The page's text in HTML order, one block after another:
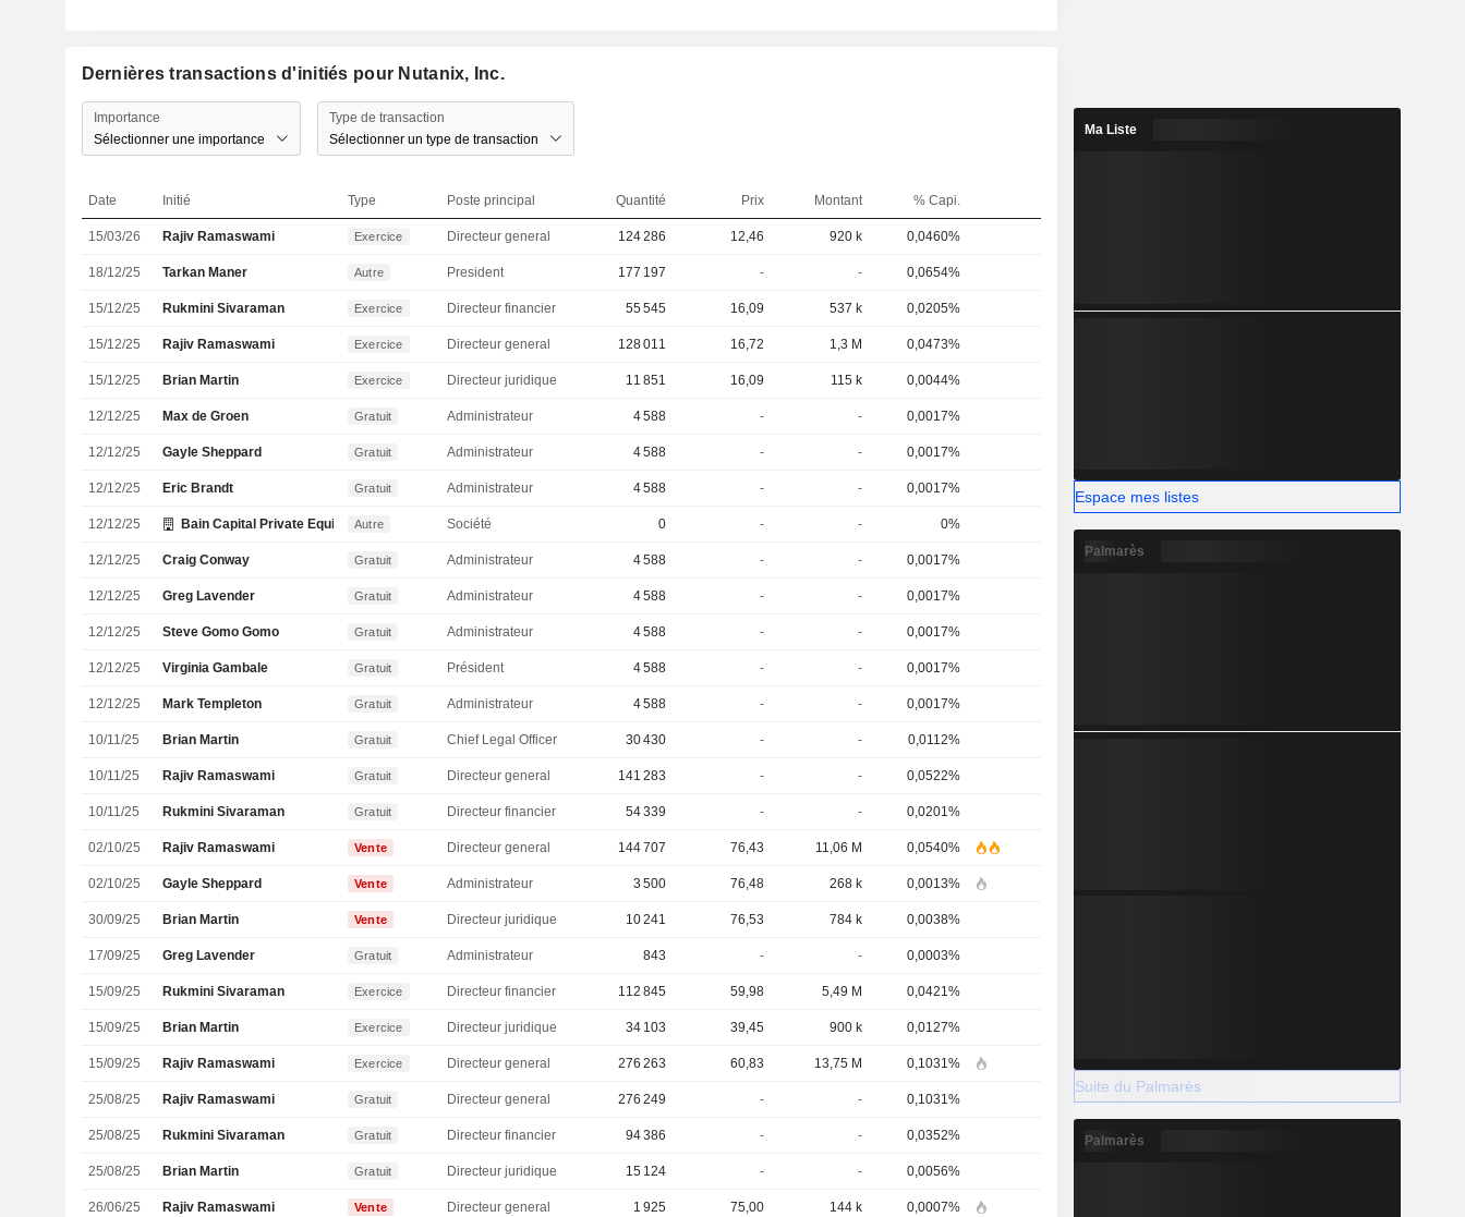
Dernières transactions d'initiés pour Nutanix, Inc.
Importance
Sélectionner une importance
Type de transaction
Sélectionner un type de transaction
Date Initié Type Poste principal Quantité Prix Montant % Capi.
15/03/26 Rajiv Ramaswami Exercice Directeur general 124 286 12,46 920 k 0,0460%
18/12/25 Tarkan Maner Autre President 177 197 - - 0,0654%
15/12/25 Rukmini Sivaraman Exercice Directeur financier 55 545 16,09 537 k 0,0205%
15/12/25 Rajiv Ramaswami Exercice Directeur general 128 011 16,72 1,3 M 0,0473%
15/12/25 Brian Martin Exercice Directeur juridique 11 851 16,09 115 k 0,0044%
12/12/25 Max de Groen Gratuit Administrateur 4 588 - - 0,0017%
12/12/25 Gayle Sheppard Gratuit Administrateur 4 588 - - 0,0017%
12/12/25 Eric Brandt Gratuit Administrateur 4 588 - - 0,0017%
12/12/25 Bain Capital Private Equity LPAutre Société 0 - - 0%
12/12/25 Craig Conway Gratuit Administrateur 4 588 - - 0,0017%
12/12/25 Greg Lavender Gratuit Administrateur 4 588 - - 0,0017%
12/12/25 Steve Gomo Gomo Gratuit Administrateur 4 588 - - 0,0017%
12/12/25 Virginia Gambale Gratuit Président 4 588 - - 0,0017%
12/12/25 Mark Templeton Gratuit Administrateur 4 588 - - 0,0017%
10/11/25 Brian Martin Gratuit Chief Legal Officer 30 430 - - 0,0112%
10/11/25 Rajiv Ramaswami Gratuit Directeur general 141 283 - - 0,0522%
10/11/25 Rukmini Sivaraman Gratuit Directeur financier 54 339 - - 0,0201%
02/10/25 Rajiv Ramaswami Vente Directeur general 144 707 76,43 11,06 M 0,0540%
02/10/25 Gayle Sheppard Vente Administrateur 3 500 76,48 268 k 0,0013%
30/09/25 Brian Martin Vente Directeur juridique 10 241 76,53 784 k 0,0038%
17/09/25 Greg Lavender Gratuit Administrateur 843 - - 0,0003%
15/09/25 Rukmini Sivaraman Exercice Directeur financier 112 845 59,98 5,49 M 0,0421%
15/09/25 Brian Martin Exercice Directeur juridique 34 103 39,45 900 k 0,0127%
15/09/25 Rajiv Ramaswami Exercice Directeur general 276 263 60,83 13,75 M 0,1031%
25/08/25 Rajiv Ramaswami Gratuit Directeur general 276 249 - - 0,1031%
25/08/25 Rukmini Sivaraman Gratuit Directeur financier 94 386 - - 0,0352%
25/08/25 Brian Martin Gratuit Directeur juridique 15 124 - - 0,0056%
26/06/25 Rajiv Ramaswami Vente Directeur general 1 925 75,00 144 k 0,0007%
Ma Liste
Espace mes listes
Palmarès
Suite du Palmarès
Palmarès